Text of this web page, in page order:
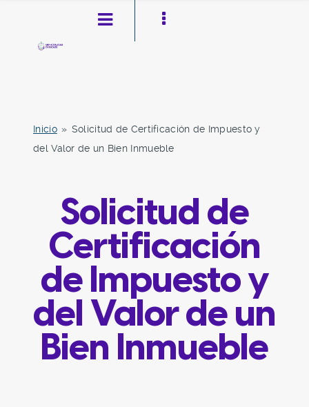
Inicio » Solicitud de Certificación de Impuesto y
del Valor de un Bien Inmueble
Solicitud de
Certificación
de Impuesto y
del Valor de un
Bien Inmueble